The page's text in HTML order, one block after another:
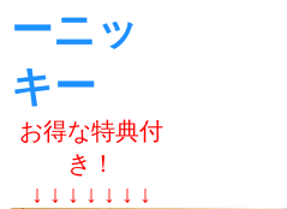
ーニッ
キー
お得な特典付
き！
↓ ↓ ↓ ↓ ↓ ↓ ↓